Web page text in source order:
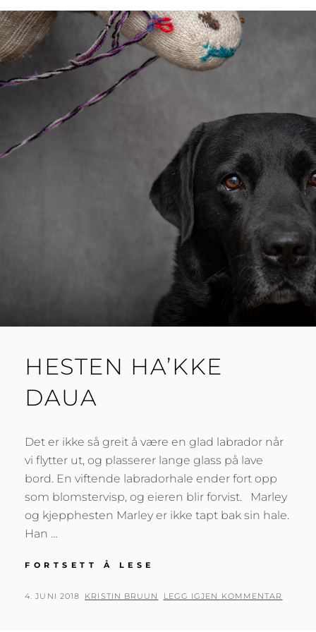
HESTEN HA’KKE
DAUA
Det er ikke så greit å være en glad labrador når
vi flytter ut, og plasserer lange glass på lave
bord. En viftende labradorhale ender fort opp
som blomstervisp, og eieren blir forvist. Marley
og kjepphesten Marley er ikke tapt bak sin hale.
Han …
FORTSETT Å LESE
DAUA
PUBLISERT
4. JUNI 2018 AV
KRISTIN BRUUN LEGG IGJEN KOMMENTAR